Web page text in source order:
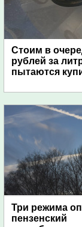
Стоим в
рублей за
пытаются
Три режима
пензенский